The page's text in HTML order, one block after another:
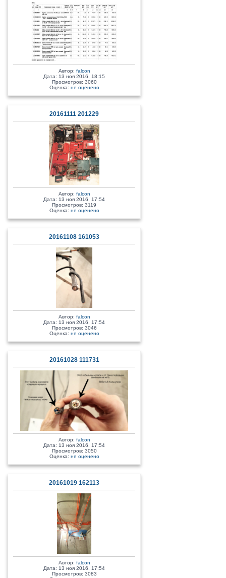
Автор: falcon
Дата: 13 ноя 2016, 18:15
Просмотров: 3060
Оценка: не оценено
20161111 201229
Автор: falcon
Дата: 13 ноя 2016, 17:54
Просмотров: 3119
Оценка: не оценено
20161108 161053
Автор: falcon
Дата: 13 ноя 2016, 17:54
Просмотров: 3046
Оценка: не оценено
20161028 111731
Автор: falcon
Дата: 13 ноя 2016, 17:54
Просмотров: 3050
Оценка: не оценено
20161019 162113
Автор: falcon
Дата: 13 ноя 2016, 17:54
Просмотров: 3083